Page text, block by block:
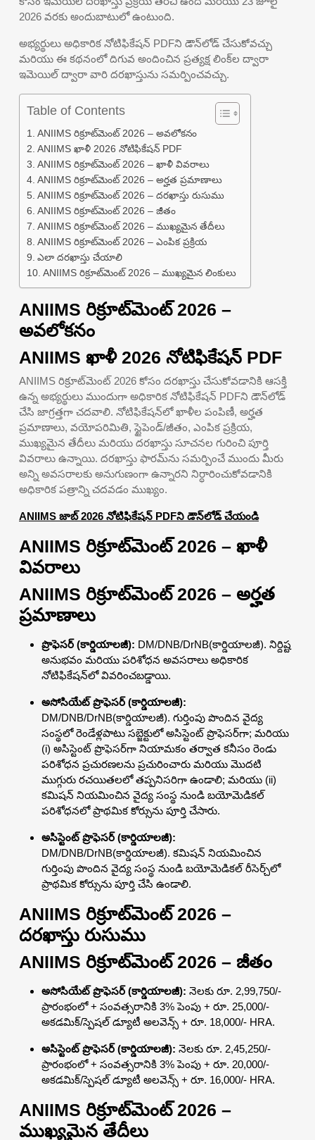
2026 వరకు అందుబాటులో ఉంటుంది.
అభ్యర్థులు అధికారిక నోటిఫికేషన్ PDFని డౌన్‌లోడ్ చేసుకోవచ్చు
మరియు ఈ కథనంలో దిగువ అందించిన ప్రత్యక్ష లింక్‌ల ద్వారా
ఇమెయిల్ ద్వారా వారి దరఖాస్తును సమర్పించవచ్చు.
Table of Contents
ANIIMS రిక్రూట్‌మెంట్ 2026 – అవలోకనం
ANIIMS ఖాళీ 2026 నోటిఫికేషన్ PDF
ANIIMS రిక్రూట్‌మెంట్ 2026 – ఖాళీ వివరాలు
ANIIMS రిక్రూట్‌మెంట్ 2026 – అర్హత ప్రమాణాలు
ANIIMS రిక్రూట్‌మెంట్ 2026 – దరఖాస్తు రుసుము
ANIIMS రిక్రూట్‌మెంట్ 2026 – జీతం
ANIIMS రిక్రూట్‌మెంట్ 2026 – ముఖ్యమైన తేదీలు
ANIIMS రిక్రూట్‌మెంట్ 2026 – ఎంపిక ప్రక్రియ
ఎలా దరఖాస్తు చేయాలి
ANIIMS రిక్రూట్‌మెంట్ 2026 – ముఖ్యమైన లింకులు
ANIIMS రిక్రూట్‌మెంట్ 2026 –
అవలోకనం
ANIIMS ఖాళీ 2026 నోటిఫికేషన్ PDF
ANIIMS రిక్రూట్‌మెంట్ 2026 కోసం దరఖాస్తు చేసుకోవడానికి ఆసక్తి
ఉన్న అభ్యర్థులు ముందుగా అధికారిక నోటిఫికేషన్ PDFని డౌన్‌లోడ్
చేసి జాగ్రత్తగా చదవాలి. నోటిఫికేషన్‌లో ఖాళీల పంపిణీ, అర్హత
ప్రమాణాలు, వయోపరిమితి, స్టైపెండ్/జీతం, ఎంపిక ప్రక్రియ,
ముఖ్యమైన తేదీలు మరియు దరఖాస్తు సూచనల గురించి పూర్తి
వివరాలు ఉన్నాయి. దరఖాస్తు ఫారమ్‌ను సమర్పించే ముందు మీరు
అన్ని అవసరాలకు అనుగుణంగా ఉన్నారని నిర్ధారించుకోవడానికి
అధికారిక పత్రాన్ని చదవడం ముఖ్యం.
ANIIMS జాబ్ 2026 నోటిఫికేషన్ PDFని డౌన్‌లోడ్ చేయండి
ANIIMS రిక్రూట్‌మెంట్ 2026 – ఖాళీ
వివరాలు
ANIIMS రిక్రూట్‌మెంట్ 2026 – అర్హత
ప్రమాణాలు
ప్రొఫెసర్ (కార్డియాలజీ): DM/DNB/DrNB(కార్డియాలజీ). నిర్దిష్ట
అనుభవం మరియు పరిశోధన అవసరాలు అధికారిక
నోటిఫికేషన్‌లో వివరించబడ్డాయి.
అసోసియేట్ ప్రొఫెసర్ (కార్డియాలజీ):
DM/DNB/DrNB(కార్డియాలజీ). గుర్తింపు పొందిన వైద్య
సంస్థలో రెండేళ్లపాటు సబ్జెక్టులో అసిస్టెంట్ ప్రొఫెసర్‌గా; మరియు
(i) అసిస్టెంట్ ప్రొఫెసర్‌గా నియామకం తర్వాత కనీసం రెండు
పరిశోధన ప్రచురణలను ప్రచురించారు మరియు మొదటి
ముగ్గురు రచయితలలో తప్పనిసరిగా ఉండాలి; మరియు (ii)
కమిషన్ నియమించిన వైద్య సంస్థ నుండి బయోమెడికల్
పరిశోధనలో ప్రాథమిక కోర్సును పూర్తి చేసారు.
అసిస్టెంట్ ప్రొఫెసర్ (కార్డియాలజీ):
DM/DNB/DrNB(కార్డియాలజీ). కమిషన్ నియమించిన
గుర్తింపు పొందిన వైద్య సంస్థ నుండి బయోమెడికల్ రీసెర్చ్‌లో
ప్రాథమిక కోర్సును పూర్తి చేసి ఉండాలి.
ANIIMS రిక్రూట్‌మెంట్ 2026 –
దరఖాస్తు రుసుము
ANIIMS రిక్రూట్‌మెంట్ 2026 – జీతం
అసోసియేట్ ప్రొఫెసర్ (కార్డియాలజీ): నెలకు రూ. 2,99,750/-
ప్రారంభంలో + సంవత్సరానికి 3% పెంపు + రూ. 25,000/-
అకడమిక్/స్పెషల్ డ్యూటీ అలవెన్స్ + రూ. 18,000/- HRA.
అసిస్టెంట్ ప్రొఫెసర్ (కార్డియాలజీ): నెలకు రూ. 2,45,250/-
ప్రారంభంలో + సంవత్సరానికి 3% పెంపు + రూ. 20,000/-
అకడమిక్/స్పెషల్ డ్యూటీ అలవెన్స్ + రూ. 16,000/- HRA.
ANIIMS రిక్రూట్‌మెంట్ 2026 –
ముఖ్యమైన తేదీలు